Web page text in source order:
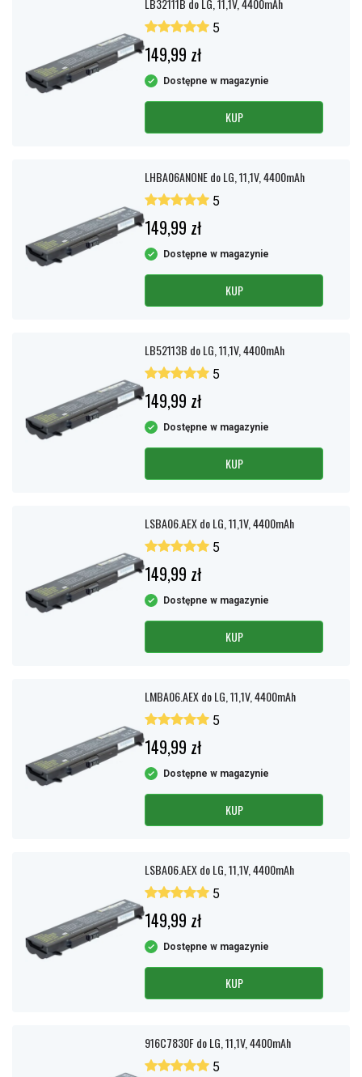
LB32111B do LG, 11,1V, 4400mAh
5
149,99 zł
Dostępne w magazynie
KUP
LHBA06ANONE do LG, 11,1V, 4400mAh
5
149,99 zł
Dostępne w magazynie
KUP
LB52113B do LG, 11,1V, 4400mAh
5
149,99 zł
Dostępne w magazynie
KUP
LSBA06.AEX do LG, 11,1V, 4400mAh
5
149,99 zł
Dostępne w magazynie
KUP
LMBA06.AEX do LG, 11,1V, 4400mAh
5
149,99 zł
Dostępne w magazynie
KUP
LSBA06.AEX do LG, 11,1V, 4400mAh
5
149,99 zł
Dostępne w magazynie
KUP
916C7830F do LG, 11,1V, 4400mAh
5